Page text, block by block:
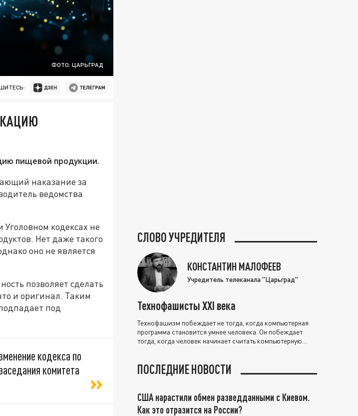
ФОТО: ЦАРЬГРАД
пищевой продукции.
наказание за
ведомства
кодексах не
Нет даже такого
оно не является
позволяет сделать
и оригинал. Таким
под
кодекса по
комитета
СЛОВО УЧРЕДИТЕЛЯ
КОНСТАНТИН МАЛОФЕЕВ
Учредитель телеканала "Царьград"
Технофашисты XXI века
Технофашизм побеждает не тогда, когда компьютерная
программа становится умнее человека. Он побеждает
тогда, когда человек начинает считать компьютерную
ПОСЛЕДНИЕ НОВОСТИ
США нарастили обмен разведданными с Киевом.
Как это отразится на России?